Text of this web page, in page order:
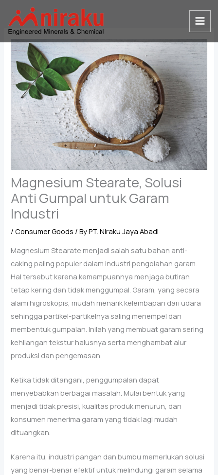
content
Magnesium Stearate, Solusi
Anti Gumpal untuk Garam
Industri
/Consumer Goods / ByPT. Niraku Jaya Abadi
Magnesium Stearate menjadi salah satu bahan anti-
caking paling populer dalam industri pengolahan garam.
Hal tersebut karena kemampuannya menjaga butiran
tetap kering dan tidak menggumpal. Garam, yang secara
alami higroskopis, mudah menarik kelembapan dari udara
sehingga partikel-partikelnya saling menempel dan
membentuk gumpalan. Inilah yang membuat garam sering
kehilangan tekstur halusnya serta menghambat alur
produksi dan pengemasan.
Ketika tidak ditangani, penggumpalan dapat
menyebabkan berbagai masalah. Mulai bentuk yang
menjadi tidak presisi, kualitas produk menurun, dan
konsumen menerima garam yang tidak lagi mudah
dituangkan.
Karena itu, industri pangan dan bumbu memerlukan solusi
yang benar-benar efektif untuk melindungi garam selama